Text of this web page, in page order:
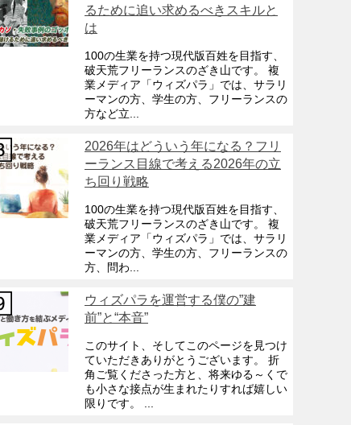
るために追い求めるべきスキルと
は
100の生業を持つ現代版百姓を目指す、
破天荒フリーランスのざき山です。 複
業メディア「ウィズパラ」では、サラリ
ーマンの方、学生の方、フリーランスの
方など立...
2026年はどういう年になる？フリ
ーランス目線で考える2026年の立
ち回り戦略
100の生業を持つ現代版百姓を目指す、
破天荒フリーランスのざき山です。 複
業メディア「ウィズパラ」では、サラリ
ーマンの方、学生の方、フリーランスの
方、問わ...
ウィズパラを運営する僕の”建
前”と“本音”
このサイト、そしてこのページを見つけ
ていただきありがとうございます。 折
角ご覧くださった方と、将来ゆる～くで
も小さな接点が生まれたりすれば嬉しい
限りです。 ...